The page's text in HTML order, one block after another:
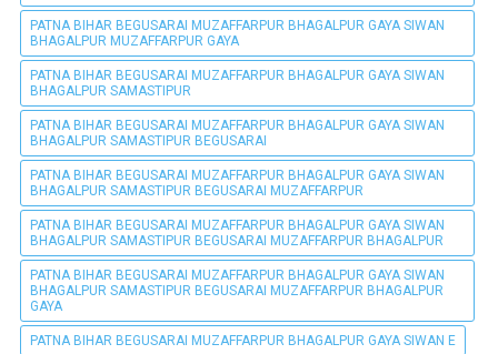
PATNA BIHAR BEGUSARAI MUZAFFARPUR BHAGALPUR GAYA SIWAN
BHAGALPUR MUZAFFARPUR GAYA
PATNA BIHAR BEGUSARAI MUZAFFARPUR BHAGALPUR GAYA SIWAN
BHAGALPUR SAMASTIPUR
PATNA BIHAR BEGUSARAI MUZAFFARPUR BHAGALPUR GAYA SIWAN
BHAGALPUR SAMASTIPUR BEGUSARAI
PATNA BIHAR BEGUSARAI MUZAFFARPUR BHAGALPUR GAYA SIWAN
BHAGALPUR SAMASTIPUR BEGUSARAI MUZAFFARPUR
PATNA BIHAR BEGUSARAI MUZAFFARPUR BHAGALPUR GAYA SIWAN
BHAGALPUR SAMASTIPUR BEGUSARAI MUZAFFARPUR BHAGALPUR
PATNA BIHAR BEGUSARAI MUZAFFARPUR BHAGALPUR GAYA SIWAN
BHAGALPUR SAMASTIPUR BEGUSARAI MUZAFFARPUR BHAGALPUR
GAYA
PATNA BIHAR BEGUSARAI MUZAFFARPUR BHAGALPUR GAYA SIWAN E